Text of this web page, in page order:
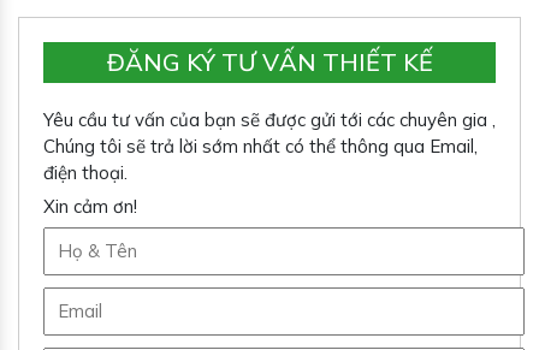
ĐĂNG KÝ TƯ VẤN THIẾT KẾ
Yêu cầu tư vấn của bạn sẽ được gửi tới các chuyên gia ,
Chúng tôi sẽ trả lời sớm nhất có thể thông qua Email,
điện thoại.
Xin cảm ơn!